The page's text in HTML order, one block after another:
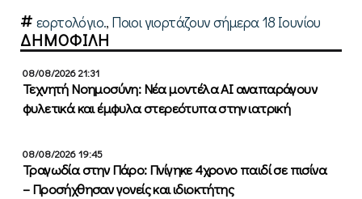
εορτολόγιο., Ποιοι γιορτάζουν σήμερα 18 Ιουνίου
ΔΗΜΟΦΙΛΗ
08/08/2026 21:31
Τεχνητή Νοημοσύνη: Νέα μοντέλα ΑΙ αναπαράγουν
φυλετικά και έμφυλα στερεότυπα στην ιατρική
08/08/2026 19:45
Τραγωδία στην Πάρο: Πνίγηκε 4χρονο παιδί σε πισίνα
– Προσήχθησαν γονείς και ιδιοκτήτης